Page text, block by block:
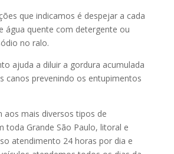
que indicamos é despejar a cada
água quente com detergente ou
no ralo.
ajuda a diluir a gordura acumulada
canos prevenindo os entupimentos
aos mais diversos tipos de
toda Grande São Paulo, litoral e
atendimento 24 horas por dia e